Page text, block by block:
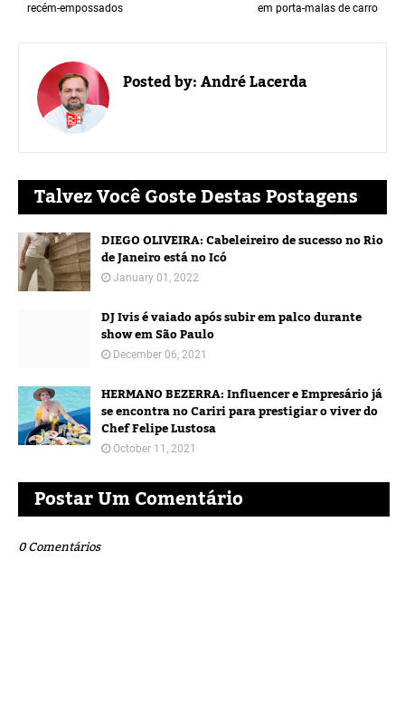
em porta-malas de carro
recém-empossados
Posted by:André Lacerda
Talvez Você Goste Destas Postagens
DIEGO OLIVEIRA: Cabeleireiro de sucesso no Rio
de Janeiro está no Icó
January 01, 2022
DJ Ivis é vaiado após subir em palco durante
show em São Paulo
December 06, 2021
HERMANO BEZERRA: Influencer e Empresário já
se encontra no Cariri para prestigiar o viver do
Chef Felipe Lustosa
October 11, 2021
Postar Um Comentário
0 Comentários